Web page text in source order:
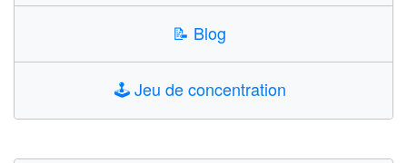
📝 Blog
🕹️Jeu de concentration